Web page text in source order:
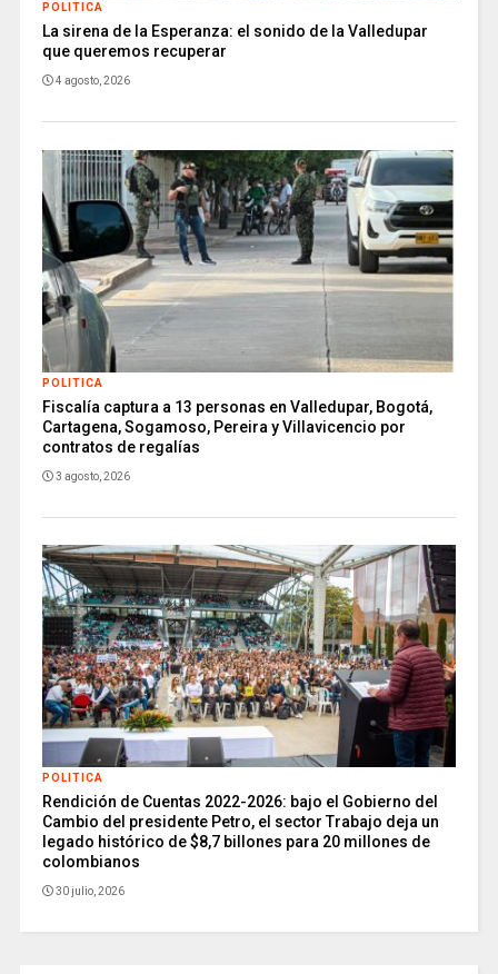
POLITICA
La sirena de la Esperanza: el sonido de la Valledupar
que queremos recuperar
4 agosto, 2026
POLITICA
Fiscalía captura a 13 personas en Valledupar, Bogotá,
Cartagena, Sogamoso, Pereira y Villavicencio por
contratos de regalías
3 agosto, 2026
POLITICA
Rendición de Cuentas 2022-2026: bajo el Gobierno del
Cambio del presidente Petro, el sector Trabajo deja un
legado histórico de $8,7 billones para 20 millones de
colombianos
30 julio, 2026